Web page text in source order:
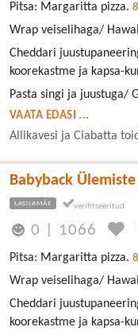
Pitsa: Margaritta pizza.
Wrap veiselihaga/
Cheddari
koorekastme ja kapsa-
Pasta singi ja juustuga/
VAATA EDASI ...
Allikavesi ja Ciabatta
Babyback Ülemiste
LASNAMÄE
0 1066
Pitsa: Margaritta pizza.
Wrap veiselihaga/
Cheddari
koorekastme ja kapsa-